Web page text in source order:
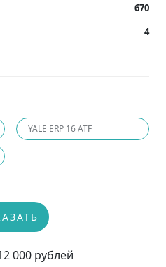
670
YALE ERP 16 ATF
4
000 рублей